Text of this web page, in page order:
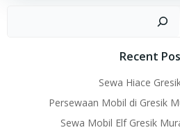
Recent
Sewa Hiace
Persewaan Mobil di Gresik
Sewa Mobil Elf Gresik